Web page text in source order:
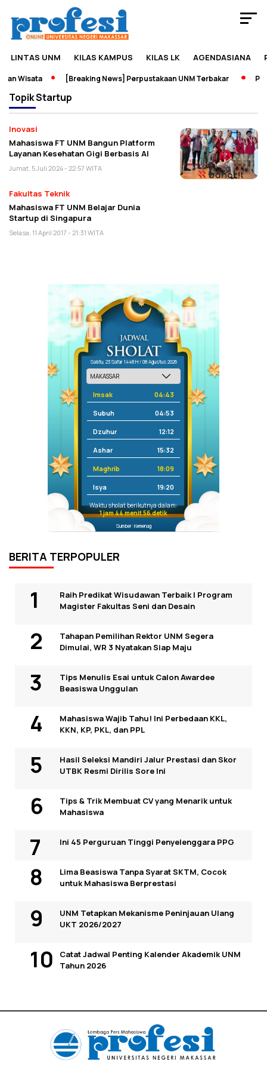
LINTAS UNM KILAS KAMPUS KILAS LK AGENDASIANA
Wisata [Breaking News] Perpustakaan UNM Terbakar
TopikStartup
Inovasi
Mahasiswa FT UNM Bangun Platform
Layanan Kesehatan Gigi Berbasis AI
Jumat, 5 Juli 2024 - 22:57 WITA
Fakultas Teknik
Mahasiswa FT UNM Belajar Dunia
Startup di Singapura
Selasa, 11 April 2017 - 21:31 WITA
Sabtu, 23 Safar 1448 H / 08 Agustus 2026
Imsak 04:43
Subuh 04:53
Dzuhur 12:12
Ashar 15:32
Maghrib 18:09
Isya 19:20
Waktu sholat berikutnya dalam:
1 jam 44 menit 56 detik
Sumber: Kemenag
BERITA TERPOPULER
Raih Predikat Wisudawan Terbaik I Program
Magister Fakultas Seni dan Desain
Tahapan Pemilihan Rektor UNM Segera
Dimulai, WR 3 Nyatakan Siap Maju
Tips Menulis Esai untuk Calon Awardee
Beasiswa Unggulan
Mahasiswa Wajib Tahu! Ini Perbedaan KKL,
KKN, KP, PKL, dan PPL
Hasil Seleksi Mandiri Jalur Prestasi dan Skor
UTBK Resmi Dirilis Sore Ini
Tips & Trik Membuat CV yang Menarik untuk
Mahasiswa
Ini 45 Perguruan Tinggi Penyelenggara PPG
Lima Beasiswa Tanpa Syarat SKTM, Cocok
untuk Mahasiswa Berprestasi
UNM Tetapkan Mekanisme Peninjauan Ulang
UKT 2026/2027
Catat Jadwal Penting Kalender Akademik UNM
Tahun 2026